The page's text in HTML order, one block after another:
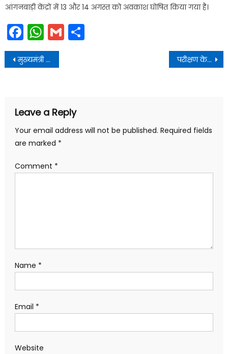
आंगनबाड़ी केंद्रों में 13 और 14 अगस्त को अवकाश घोषित किया गया है।
Facebook
WhatsApp
Gmail
Post
navigation
मुख्यमंत्री राहत कोष में योगदान स्वरूप भेंट किया, ताकि आपदा प्रभावित लोगों की मदद की जा सके परीक्षण के दौरान सायरन बजने पर किसी भी प्रकार की अफवाह या घबराहट न फैलाएँ
Leave a Reply
Your email address will not be published. Required fields
are marked *
Comment *
Name *
Email *
Website